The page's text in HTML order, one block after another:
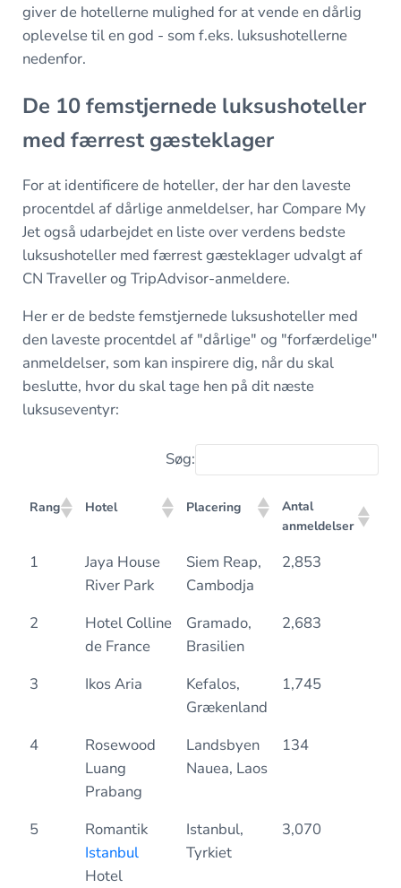
giver de hotellerne mulighed for at vende en dårlig
oplevelse til en god - som f.eks. luksushotellerne
nedenfor.
De 10 femstjernede luksushoteller
med færrest gæsteklager
For at identificere de hoteller, der har den laveste
procentdel af dårlige anmeldelser, har Compare My
Jet også udarbejdet en liste over verdens bedste
luksushoteller med færrest gæsteklager udvalgt af
CN Traveller og TripAdvisor-anmeldere.
Her er de bedste femstjernede luksushoteller med
den laveste procentdel af "dårlige" og "forfærdelige"
anmeldelser, som kan inspirere dig, når du skal
beslutte, hvor du skal tage hen på dit næste
luksuseventyr:
Søg:
Rang Hotel Placering
Antal
anmeldelser
Rang
Hotel Placering
Antal
anmeldelser
1
Jaya House
River Park
Siem Reap,
Cambodja
2,853
2
Hotel Colline
de France
Gramado,
Brasilien
2,683
3 Ikos Aria
Kefalos,
Grækenland
1,745
4
Rosewood
Luang
Prabang
Landsbyen
Nauea, Laos
134
5
Romantik
Istanbul
Hotel
Istanbul,
Tyrkiet
3,070